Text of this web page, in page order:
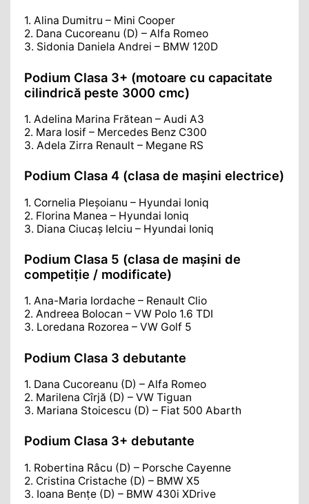
1. Alina Dumitru – Mini Cooper
2. Dana Cucoreanu (D) – Alfa Romeo
3. Sidonia Daniela Andrei – BMW 120D
Podium Clasa 3+ (motoare cu capacitate
cilindrică peste 3000 cmc)
1. Adelina Marina Frătean – Audi A3
2. Mara Iosif – Mercedes Benz C300
3. Adela Zirra Renault – Megane RS
Podium Clasa 4 (clasa de maşini electrice)
1. Cornelia Pleșoianu – Hyundai Ioniq
2. Florina Manea – Hyundai Ioniq
3. Diana Ciucaş Ielciu – Hyundai Ioniq
Podium Clasa 5 (clasa de maşini de
competiṭie / modificate)
1. Ana-Maria Iordache – Renault Clio
2. Andreea Bolocan – VW Polo 1.6 TDI
3. Loredana Rozorea – VW Golf 5
Podium Clasa 3 debutante
1. Dana Cucoreanu (D) – Alfa Romeo
2. Marilena Cîrjă (D) – VW Tiguan
3. Mariana Stoicescu (D) – Fiat 500 Abarth
Podium Clasa 3+ debutante
1. Robertina Râcu (D) – Porsche Cayenne
2. Cristina Cristache (D) – BMW X5
3. Ioana Benṭe (D) – BMW 430i XDrive